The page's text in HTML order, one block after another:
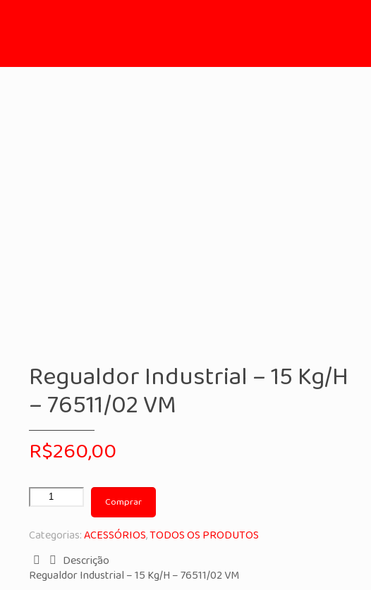
Regualdor Industrial – 15 Kg/H
– 76511/02 VM
R$260,00
Comprar
Categorias:ACESSÓRIOS,TODOS OS PRODUTOS
Descrição
Regualdor Industrial – 15 Kg/H – 76511/02 VM